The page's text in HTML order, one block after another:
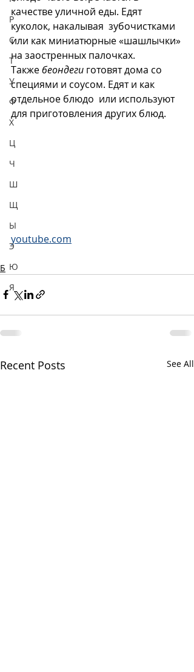
Р
С
Т
У
Ф
Х
Ц
Ч
Ш
Щ
Ы
Э
Ю
Я
качестве уличной еды. Едят
куколок, накалывая  зубочистками
или как миниатюрные «шашлычки»
на заостренных палочках.
Также беондеги готовят дома со
специями и соусом. Едят и как
отдельное блюдо  или используют
для приготовления других блюд.
youtube.com
Б
Recent Posts See All